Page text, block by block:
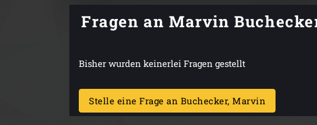
Fragen an Marvin
Bisher wurden keinerlei Fragen gestellt
Stelle eine Frage an Buchecker, Marvin